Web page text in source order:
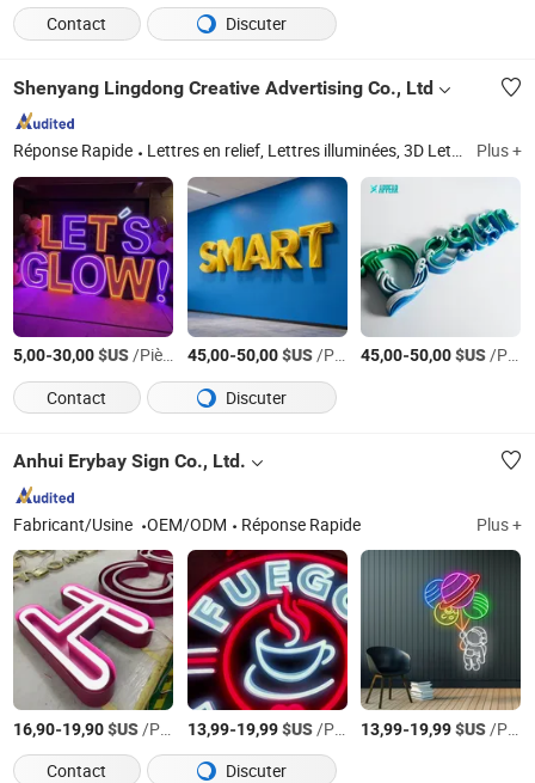
Contact
Discuter
Shenyang Lingdong Creative Advertising Co., Ltd
Réponse Rapide Lettres en relief, Lettres illuminées, 3D Lettres, Lettres LED, Lettres de marquise, Panneau LED, Panneau illuminé, 3D Panneau, Panneau néon, Boîte lumineuse Plus +
5,00-30,00$US/Pièce 45,00-50,00$US/Pièce 45,00-50,00$US/Pièce
Contact
Discuter
Anhui Erybay Sign Co., Ltd.
Fabricant/Usine OEM/ODM Réponse Rapide Plus +
16,90-19,90$US/Pièce 13,99-19,99$US/Pièce 13,99-19,99$US/Pièce
Contact
Discuter